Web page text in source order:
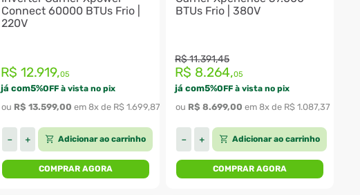
Connect 60000 BTUs Frio |
220V
já com5%OFF à vista no pix
R$ 12.919,05
ou R$ 13.599,00 em 8x de R$ 1.699,87
＋
－ Adicionar ao carrinho
COMPRAR AGORA
BTUs Frio | 380V
já com5%OFF à vista no pix
R$ 8.264,05
R$11.391,45
ou R$ 8.699,00 em 8x de R$ 1.087,37
＋
－ Adicionar ao carrinho
COMPRAR AGORA